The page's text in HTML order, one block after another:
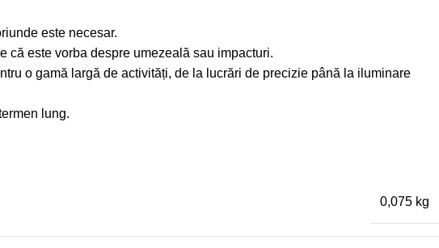
este necesar.
că este vorba despre umezeală sau impacturi.
o gamă largă de activități, de la lucrări de precizie până la iluminare
lung.
0,075 kg